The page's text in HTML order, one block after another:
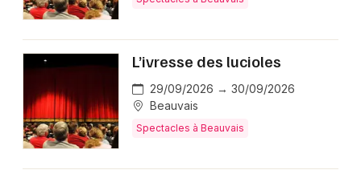
L’ivresse des lucioles
29/09/2026 → 30/09/2026
Beauvais
Spectacles à Beauvais